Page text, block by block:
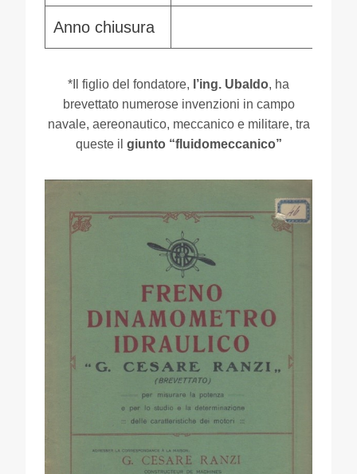
Anno chiusura
*Il figlio del fondatore, l’ing. Ubaldo, ha
brevettato numerose invenzioni in campo
navale, aereonautico, meccanico e militare, tra
queste il giunto “fluidomeccanico”